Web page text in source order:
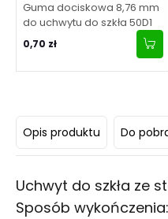
Guma dociskowa 8,76 mm
do uchwytu do szkła 50D1
0,70 zł
Opis produktu Do
Uchwyt do szkła ze
Sposób